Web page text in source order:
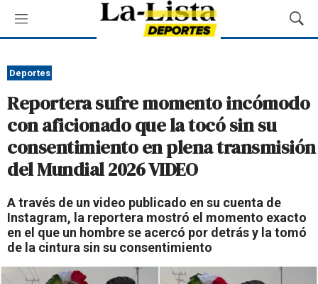
M
e
ú
M
o
a
r
ú
d
a
Deportes
Reportera sufre momento incómodo
con aficionado que la tocó sin su
consentimiento en plena transmisión
del Mundial 2026 VIDEO
A través de un video publicado en su cuenta de
Instagram, la reportera mostró el momento exacto
en el que un hombre se acercó por detrás y la tomó
de la cintura sin su consentimiento